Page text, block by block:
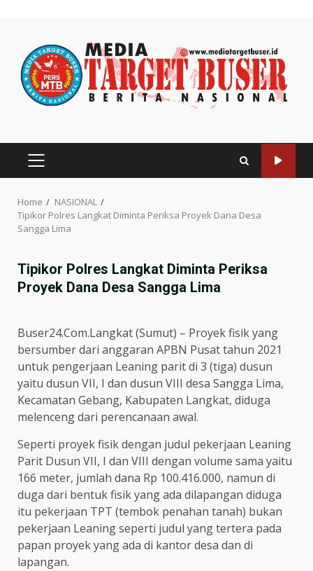
content
PRIMARY
Home
NASIONAL
Tipikor Polres Langkat Diminta Periksa Proyek Dana Desa
Sangga Lima
Tipikor Polres Langkat Diminta Periksa
Proyek Dana Desa Sangga Lima
Buser24.Com.Langkat (Sumut) – Proyek fisik yang
bersumber dari anggaran APBN Pusat tahun 2021
untuk pengerjaan Leaning parit di 3 (tiga) dusun
yaitu dusun VII, I dan dusun VIII desa Sangga Lima,
Kecamatan Gebang, Kabupaten Langkat, diduga
melenceng dari perencanaan awal.
Seperti proyek fisik dengan judul pekerjaan Leaning
Parit Dusun VII, I dan VIII dengan volume sama yaitu
166 meter, jumlah dana Rp 100.416.000, namun di
duga dari bentuk fisik yang ada dilapangan diduga
itu pekerjaan TPT (tembok penahan tanah) bukan
pekerjaan Leaning seperti judul yang tertera pada
papan proyek yang ada di kantor desa dan di
lapangan.